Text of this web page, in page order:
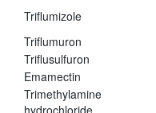
Triflumizole
Triflumuron
Triflusulfuron
Emamectin
Trimethylamine